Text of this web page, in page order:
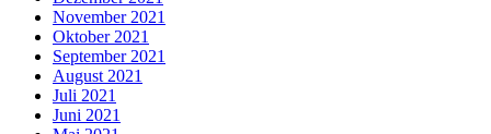
November 2021
Oktober 2021
September 2021
August 2021
Juli 2021
Juni 2021